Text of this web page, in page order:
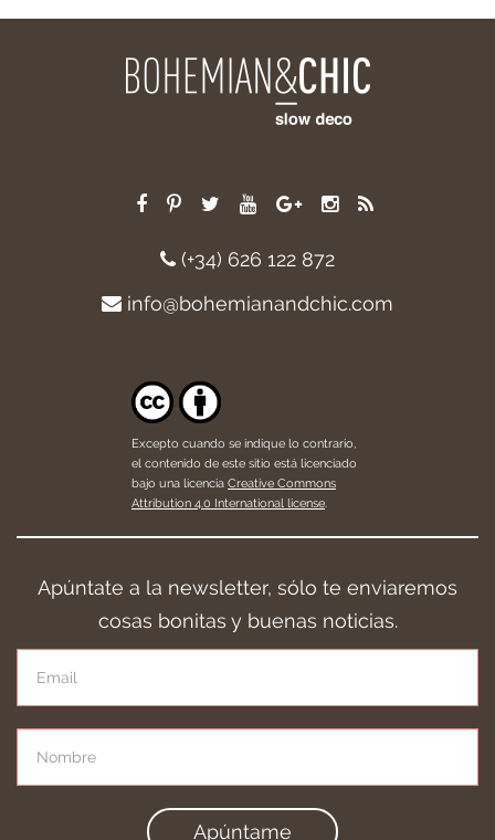
(+34) 626 122 872
info@bohemianandchic.com
Excepto cuando se indique lo contrario,
el contenido de este sitio está licenciado
bajo una licencia Creative Commons
Attribution 4.0 International license.
Apúntate a la newsletter, sólo te enviaremos
cosas bonitas y buenas noticias.
Apúntame